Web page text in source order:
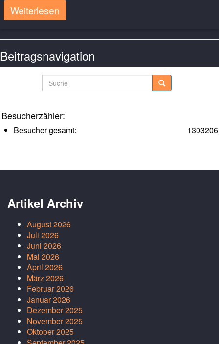
Weiterlesen
Beitragsnavigation
Suche
Besucherzähler:
1303206
Besucher gesamt:
Artikel Archiv
August 2026
Juli 2026
Juni 2026
Mai 2026
April 2026
März 2026
Februar 2026
Januar 2026
Dezember 2025
November 2025
Oktober 2025